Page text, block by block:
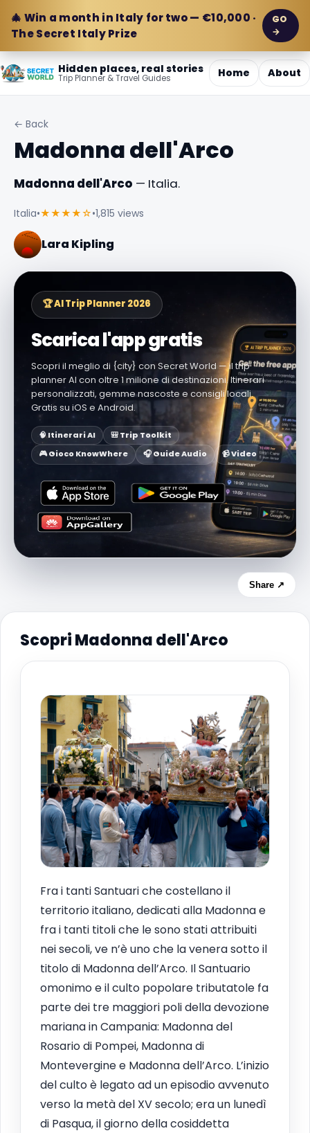
🎄 Win a month in Italy for two — €10,000 ·
The Secret Italy Prize
GO
→
Hidden places, real stories
Trip Planner & Travel Guides Home About
← Back
Madonna dell'Arco
Madonna dell'Arco — Italia.
Italia•★★★★☆•1,815 views
Lara Kipling
🏆 AI Trip Planner 2026
Scarica l'app gratis
Scopri il meglio di {city} con Secret World — il trip
planner AI con oltre 1 milione di destinazioni. Itinerari
personalizzati, gemme nascoste e consigli locali.
Gratis su iOS e Android.
🧠 Itinerari AI
🎒 Trip Toolkit
🎮 Gioco KnowWhere
🎧 Guide Audio 📹 Video
Share ↗
Scopri Madonna dell'Arco
Fra i tanti Santuari che costellano il
territorio italiano, dedicati alla Madonna e
fra i tanti titoli che le sono stati attribuiti
nei secoli, ve n’è uno che la venera sotto il
titolo di Madonna dell’Arco. Il Santuario
omonimo e il culto popolare tributatole fa
parte dei tre maggiori poli della devozione
mariana in Campania: Madonna del
Rosario di Pompei, Madonna di
Montevergine e Madonna dell’Arco. L’inizio
del culto è legato ad un episodio avvenuto
verso la metà del XV secolo; era un lunedì
di Pasqua, il giorno della cosiddetta